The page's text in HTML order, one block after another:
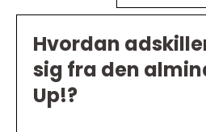
Hvordan
sig fra den
Up!?